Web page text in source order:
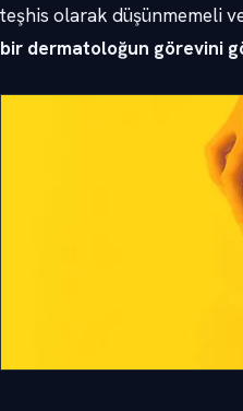
teşhis olarak düşünmemeli
bir dermatoloğun görevini